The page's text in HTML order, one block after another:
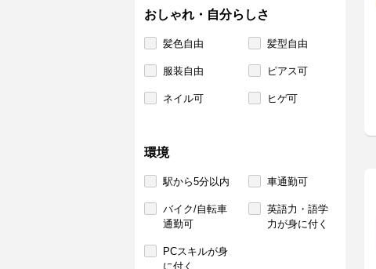
おしゃれ・自分らしさ
髪色自由 髪型自由
服装自由 ピアス可
ネイル可 ヒゲ可
環境
駅から5分以内 車通勤可
バイク/自転車
通勤可
英語力・語学
力が身に付く
PCスキルが身
に付く